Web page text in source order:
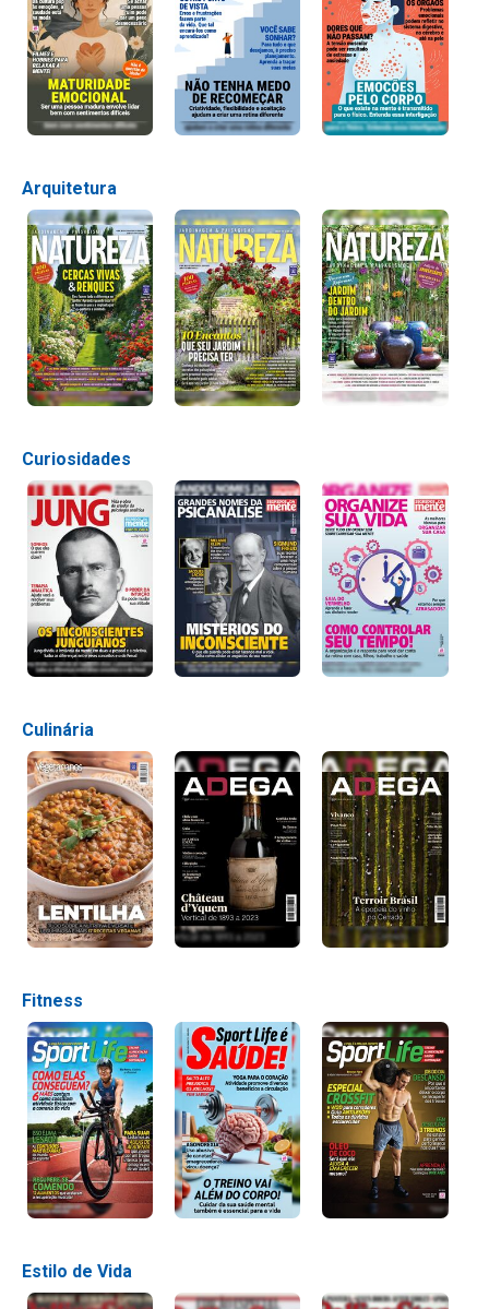
Arquitetura
Curiosidades
Culinária
Fitness
Estilo de Vida